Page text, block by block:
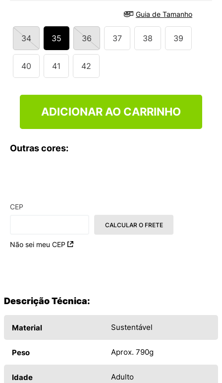
Guia de Tamanho
34 35 36 37 38 39
40 41 42
ADICIONAR AO CARRINHO
Outras cores:
CEP
Não sei meu CEP
CALCULAR O FRETE
Descrição Técnica:
Material Sustentável
Peso Aprox. 790g
Idade Adulto